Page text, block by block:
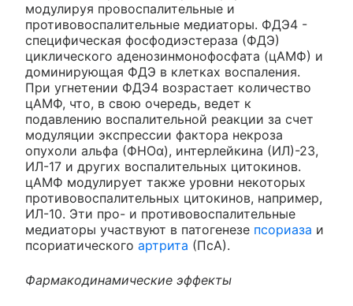
модулируя провоспалительные и
противовоспалительные медиаторы. ФДЭ4 -
специфическая фосфодиэстераза (ФДЭ)
циклического аденозинмонофосфата (цАМФ) и
доминирующая ФДЭ в клетках воспаления.
При угнетении ФДЭ4 возрастает количество
цАМФ, что, в свою очередь, ведет к
подавлению воспалительной реакции за счет
модуляции экспрессии фактора некроза
опухоли альфа (ФНОα), интерлейкина (ИЛ)-23,
ИЛ-17 и других воспалительных цитокинов.
цАМФ модулирует также уровни некоторых
противовоспалительных цитокинов, например,
ИЛ-10. Эти про- и противовоспалительные
медиаторы участвуют в патогенезе псориаза и
псориатического артрита (ПсА).
Фармакодинамические эффекты